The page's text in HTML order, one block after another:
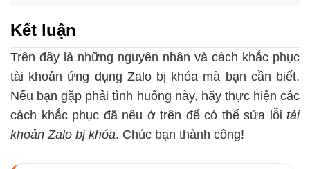
Kết luận
Trên đây là những nguyên nhân và cách khắc phục
tài khoản ứng dụng Zalo bị khóa mà bạn cần biết.
Nếu bạn gặp phải tình huống này, hãy thực hiện các
cách khắc phục đã nêu ở trên để có thể sửa lỗi tài
khoản Zalo bị khóa. Chúc bạn thành công!